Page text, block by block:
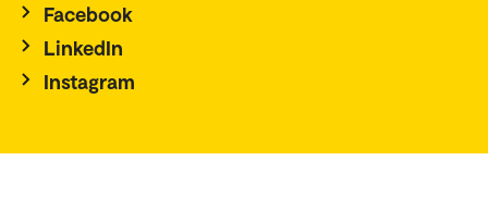
Facebook
LinkedIn
Instagram